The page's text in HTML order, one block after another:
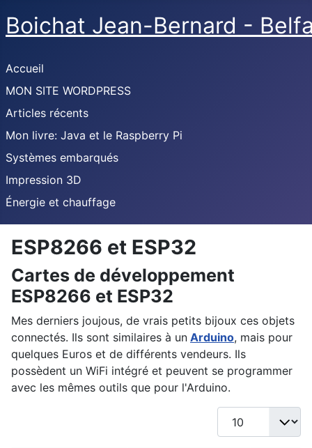
Boichat Jean-Bernard -
Accueil
MON SITE WORDPRESS
Articles récents
Mon livre: Java et le Raspberry Pi
Systèmes embarqués
Impression 3D
Énergie et chauffage
ESP8266 et ESP32
Cartes de développement
ESP8266 et ESP32
Mes derniers joujous, de vrais petits bijoux ces objets
connectés. Ils sont similaires à un Arduino, mais pour
quelques Euros et de différents vendeurs. Ils
possèdent un WiFi intégré et peuvent se programmer
avec les mêmes outils que pour l'Arduino.
Afficher #